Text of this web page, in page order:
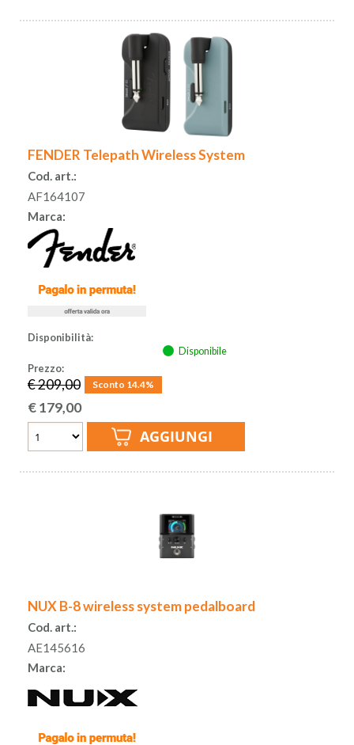
FENDER Telepath Wireless System
Cod. art.:
AF164107
Marca:
Disponibilità:
Disponibile
Prezzo:
€ 209,00 Sconto 14.4%
€179,00
NUX B-8 wireless system pedalboard
Cod. art.:
AE145616
Marca: